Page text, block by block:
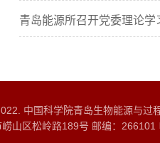
青岛能源所召开党委理论
中国科学院青岛生物能源与过
山区松岭路189号 邮编：